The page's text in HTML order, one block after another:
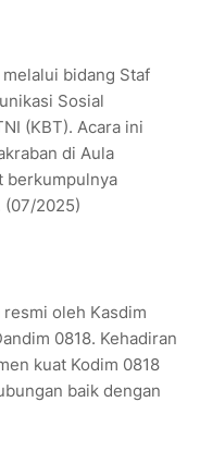
bidang Staf
Sosial
(KBT). Acara ini
di Aula
berkumpulnya
(07/2025)
oleh Kasdim
0818. Kehadiran
kuat Kodim 0818
baik dengan